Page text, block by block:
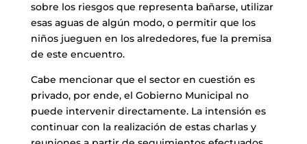
sobre los riesgos que representa bañarse, utilizar
esas aguas de algún modo, o permitir que los
niños jueguen en los alrededores, fue la premisa
de este encuentro.
Cabe mencionar que el sector en cuestión es
privado, por ende, el Gobierno Municipal no
puede intervenir directamente. La intensión es
continuar con la realización de estas charlas y